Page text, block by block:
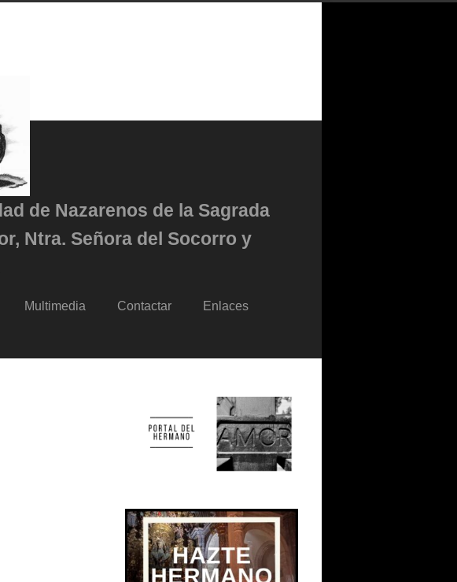
de Nazarenos de la Sagrada
Ntra. Señora del Socorro y
Multimedia Contactar Enlaces